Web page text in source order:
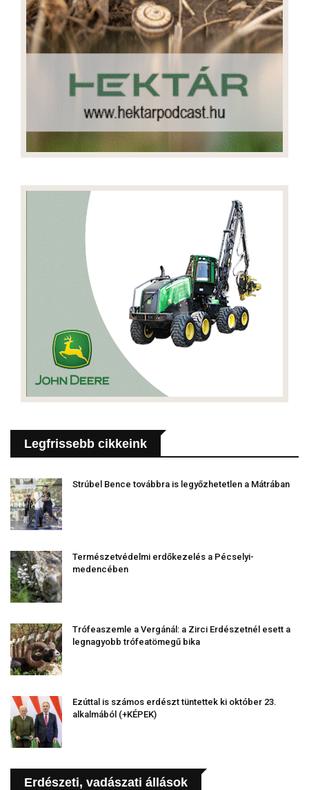
Legfrissebb cikkeink
Strúbel Bence továbbra is legyőzhetetlen a Mátrában
Természetvédelmi erdőkezelés a Pécselyi-
medencében
Trófeaszemle a Vergánál: a Zirci Erdészetnél esett a
legnagyobb trófeatömegű bika
Ezúttal is számos erdészt tüntettek ki október 23.
alkalmából (+KÉPEK)
Erdészeti, vadászati állások